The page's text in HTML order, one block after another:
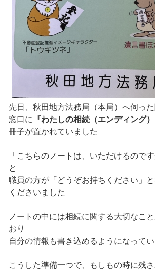
先日、秋田地方法務局（本局）へ伺っ
窓口に
『わたしの相続（エンディング）
冊子が置かれていました
「こちらのノートは、いただけるので
と
職員の方が「どうぞお持ちください」
くださいました
ノートの中には相続に関する大切なこ
おり
自分の情報も書き込めるようになって
こうした準備一つで、もしもの時に残